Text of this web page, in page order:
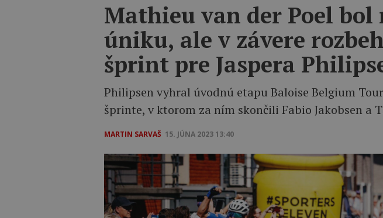
Mathieu van der Poel bol
úniku, ale v závere
šprint pre Jaspera
Philipsen vyhral úvodnú etapu Baloise Belgium
šprinte, v ktorom za ním skončili Fabio Jakobsen a
MARTIN SARVAŠ 15. JÚNA 2023 13:40